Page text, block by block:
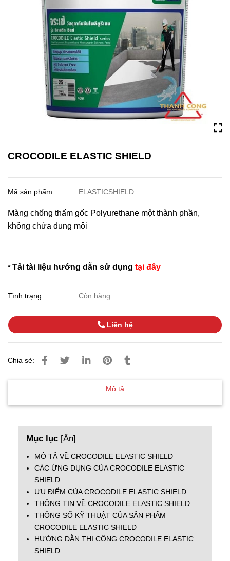
CROCODILE ELASTIC SHIELD
Mã sản phẩm: ELASTICSHIELD
Màng chống thấm gốc Polyurethane một thành phần,
không chứa dung môi
*Tải tài liệu hướng dẫn sử dụng tại đây
Tình trạng: Còn hàng
Liên hệ
Chia sẻ:
Mô tả
Mục lục [Ẩn]
MÔ TẢ VỀ CROCODILE ELASTIC SHIELD
CÁC ỨNG DỤNG CỦA CROCODILE ELASTIC
SHIELD
ƯU ĐIỂM CỦA CROCODILE ELASTIC SHIELD
THÔNG TIN VỀ CROCODILE ELASTIC SHIELD
THÔNG SỐ KỸ THUẬT CỦA SẢN PHẨM
CROCODILE ELASTIC SHIELD
HƯỚNG DẪN THI CÔNG CROCODILE ELASTIC
SHIELD